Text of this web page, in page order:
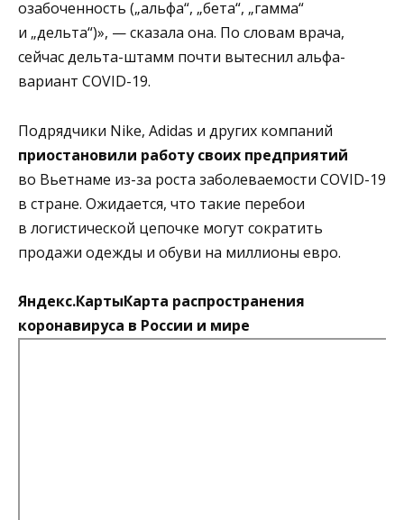
озабоченность („альфа“, „бета“, „гамма“
и „дельта“)», — сказала она. По словам врача,
сейчас дельта-штамм почти вытеснил альфа-
вариант COVID-19.
Подрядчики Nike, Adidas и других компаний
приостановили работу своих предприятий
во Вьетнаме из-за роста заболеваемости COVID-19
в стране. Ожидается, что такие перебои
в логистической цепочке могут сократить
продажи одежды и обуви на миллионы евро.
Яндекс.КартыКарта распространения
коронавируса в России и мире